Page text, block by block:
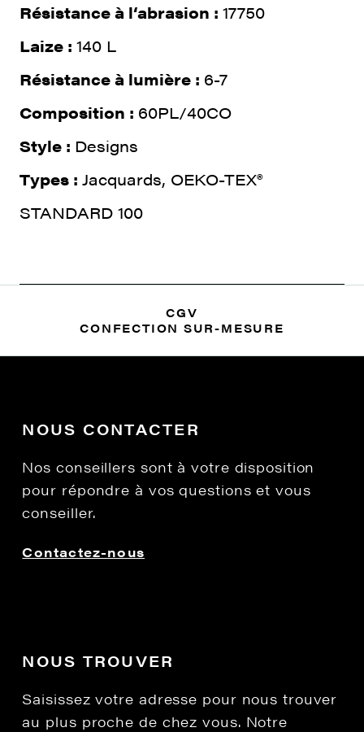
Résistance à l‘abrasion : 17750
Laize : 140 L
Résistance à lumière : 6-7
Composition : 60PL/40CO
Style : Designs
Types : Jacquards, OEKO-TEX®
STANDARD 100
CGV
CONFECTION SUR-MESURE
NOUS CONTACTER
Nos conseillers sont à votre disposition
pour répondre à vos questions et vous
conseiller.
Contactez-nous
NOUS TROUVER
Saisissez votre adresse pour nous trouver
au plus proche de chez vous. Notre